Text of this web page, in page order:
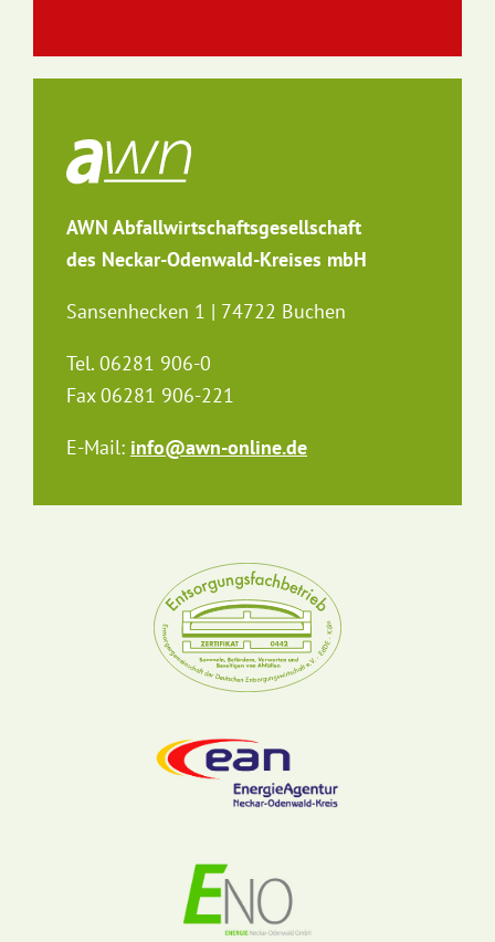
AWN Abfallwirtschaftsgesellschaft
des Neckar-Odenwald-Kreises mbH
Sansenhecken 1 | 74722 Buchen
Tel. 06281 906-0
Fax 06281 906-221
E-Mail: info@awn-online.de